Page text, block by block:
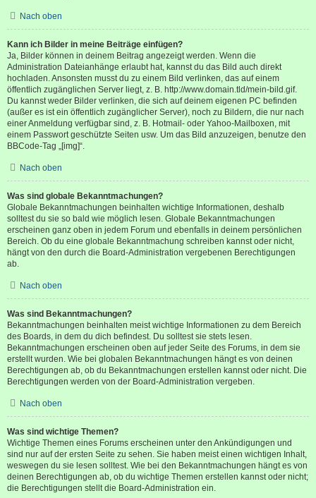
Nach oben
Kann ich Bilder in meine Beiträge einfügen?
Ja, Bilder können in deinem Beitrag angezeigt werden. Wenn die
Administration Dateianhänge erlaubt hat, kannst du das Bild auch direkt
hochladen. Ansonsten musst du zu einem Bild verlinken, das auf einem
öffentlich zugänglichen Server liegt, z. B. http://www.domain.tld/mein-bild.gif.
Du kannst weder Bilder verlinken, die sich auf deinem eigenen PC befinden
(außer es ist ein öffentlich zugänglicher Server), noch zu Bildern, die nur nach
einer Anmeldung verfügbar sind, z. B. Hotmail- oder Yahoo-Mailboxen, mit
einem Passwort geschützte Seiten usw. Um das Bild anzuzeigen, benutze den
BBCode-Tag „[img]“.
Nach oben
Was sind globale Bekanntmachungen?
Globale Bekanntmachungen beinhalten wichtige Informationen, deshalb
solltest du sie so bald wie möglich lesen. Globale Bekanntmachungen
erscheinen ganz oben in jedem Forum und ebenfalls in deinem persönlichen
Bereich. Ob du eine globale Bekanntmachung schreiben kannst oder nicht,
hängt von den durch die Board-Administration vergebenen Berechtigungen
ab.
Nach oben
Was sind Bekanntmachungen?
Bekanntmachungen beinhalten meist wichtige Informationen zu dem Bereich
des Boards, in dem du dich befindest. Du solltest sie stets lesen.
Bekanntmachungen erscheinen oben auf jeder Seite des Forums, in dem sie
erstellt wurden. Wie bei globalen Bekanntmachungen hängt es von deinen
Berechtigungen ab, ob du Bekanntmachungen erstellen kannst oder nicht. Die
Berechtigungen werden von der Board-Administration vergeben.
Nach oben
Was sind wichtige Themen?
Wichtige Themen eines Forums erscheinen unter den Ankündigungen und
sind nur auf der ersten Seite zu sehen. Sie haben meist einen wichtigen Inhalt,
weswegen du sie lesen solltest. Wie bei den Bekanntmachungen hängt es von
deinen Berechtigungen ab, ob du wichtige Themen erstellen kannst oder nicht;
die Berechtigungen stellt die Board-Administration ein.